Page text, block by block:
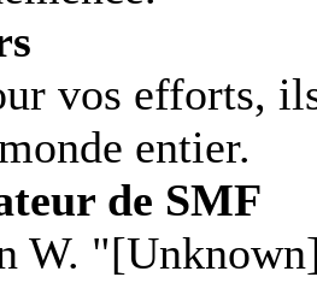
vos efforts,
entier.
de SMF
W.